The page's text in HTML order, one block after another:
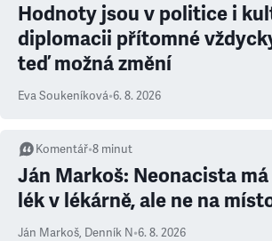
Hodnoty jsou v politice i
diplomacii přítomné
teď možná změní
Eva Soukeníková•6. 8. 2026
Komentář•8 minut
Ján Markoš: Neonacista
lék v lékárně, ale ne na
Ján Markoš, Denník N•6. 8. 2026